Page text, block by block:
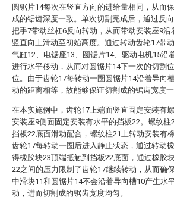
圆锯片14每次在竖直方向的进给量相同，从而
成的锯齿深度一致。单次切割完成后，通过反
把手7带动丝杠6反向转动，从而带动安装座9沿
竖直向上滑动至初始高度。通过转动齿轮17带动
气缸12、电锯座13、圆锯片14、驱动电机15沿
进行水平移动，从而对圆锯片14下一次的切割
位。由于齿轮17每转动一圈圆锯片14沿着导向
动的距离相等，故能够保证切割成的锯齿宽度一
在本实施例中，齿轮17上端面竖直固定安装有螺
安装座9侧面固定安装有水平的挡板22。螺纹柱
挡板22底面滑动配合，螺纹柱21上转动安装有橡
齿轮17每转动一圈后进入静止状态，通过转动
得橡胶块23顶端抵触到挡板22底面，通过橡胶
22之间的压力限制了齿轮17继续转动，从而确
中滑块11和圆锯片14不会沿着导向槽10产生水
动，进而切割成的锯齿宽度均匀。